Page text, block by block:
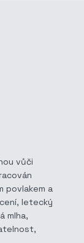
vůči
povlakem a
letecký
mlha,